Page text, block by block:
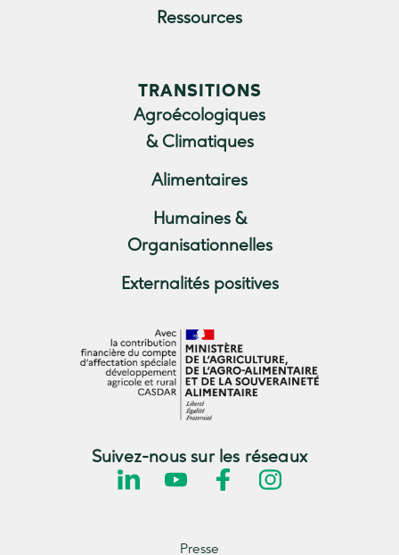
Ressources
TRANSITIONS
Agroécologiques
& Climatiques
Alimentaires
Humaines &
Organisationnelles
Externalités positives
Suivez-nous sur les réseaux
Presse